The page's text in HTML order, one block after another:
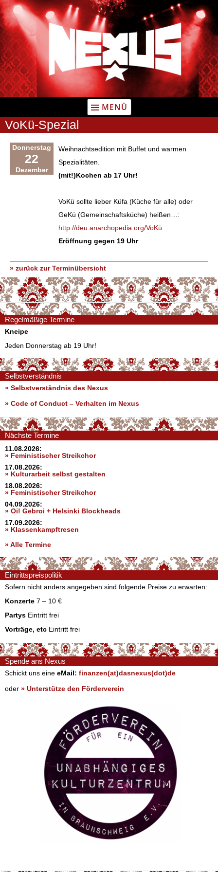
Zum
Inhalt
springen
MENÜ
VoKü-Spezial
Donnerstag
22
Dezember
Weihnachtsedition mit Buffet und warmen
Spezialitäten.
(mit!)Kochen ab 17 Uhr!
VoKü sollte lieber Küfa (Küche für alle) oder
GeKü (Gemeinschaftsküche) heißen…:
http://deu.anarchopedia.org/VoKü
Eröffnung gegen 19 Uhr
» zurück zur Terminübersicht
Regelmäßige Termine
Kneipe
Jeden Donnerstag ab 19 Uhr!
Selbstverständnis
» Selbstverständnis des Nexus
» Code of Conduct – Verhalten im Nexus
Nächste Termine
11.08.2026:
» Feministischer Streikchor
17.08.2026:
» Kulturarbeit selbst gestalten
18.08.2026:
» Feministischer Streikchor
04.09.2026:
» Oi! Gebroi + Helsinki Blockheads
17.09.2026:
» Klassenkampftresen
» Alle Termine
Eintrittspreispolitik
Sofern nicht anders angegeben sind folgende Preise zu erwarten:
Konzerte 7 – 10 €
Partys Eintritt frei
Vorträge, etc Eintritt frei
Spende ans Nexus
Schickt uns eine eMail: finanzen(at)dasnexus(dot)de
oder » Unterstütze den Förderverein